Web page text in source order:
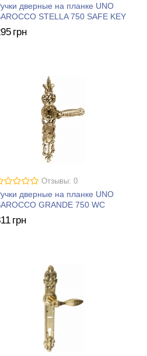
дверные на планке UNO
STELLA 750 SAFE KEY
грн
Отзывы: 0
дверные на планке UNO
GRANDE 750 WC
грн